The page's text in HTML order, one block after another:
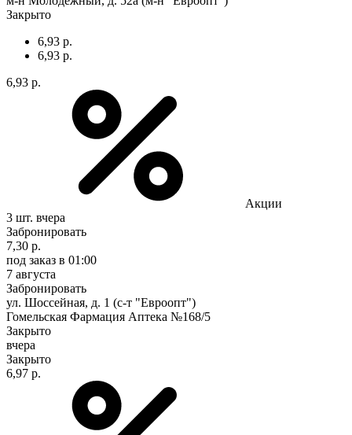
Закрыто
6,93 р.
6,93 р.
6,93 р.
Акции
3 шт. вчера
Забронировать
7,30 р.
под заказ в 01:00
7 августа
Забронировать
ул. Шоссейная, д. 1 (с-т "Евроопт")
Гомельская Фармация Аптека №168/5
Закрыто
вчера
Закрыто
6,97 р.